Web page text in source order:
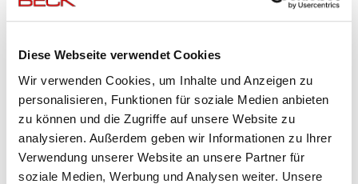
Diese Webseite verwendet Cookies
Wir verwenden Cookies, um Inhalte und Anzeigen zu
personalisieren, Funktionen für soziale Medien anbieten
zu können und die Zugriffe auf unsere Website zu
analysieren. Außerdem geben wir Informationen zu Ihrer
Verwendung unserer Website an unsere Partner für
soziale Medien, Werbung und Analysen weiter. Unsere
In der heutigen Ausgabe der gedruckten MainPost ist
eigenen Liegenschaften mit PV-Anlagen,
Batteriespeichersystem und in Sachen Bodenständigkeit,
Nachwuchs im Sinne von Ausbildung und im allgemeinen
Aufgaben- und Betätigungsfeld. Das ist auch die Botschaft der
Anzeige.